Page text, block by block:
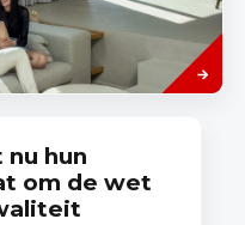
Lees
meer
hun
om de wet